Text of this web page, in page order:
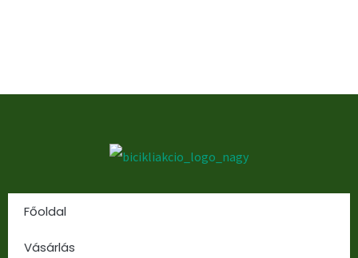
Főoldal
Vásárlás